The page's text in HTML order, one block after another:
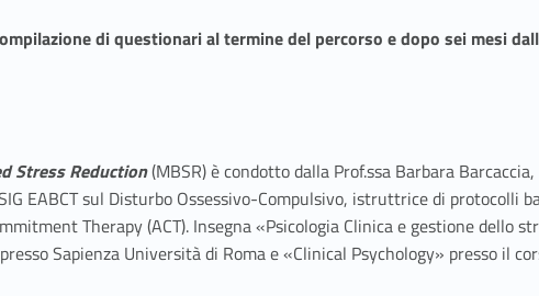
di questionari al termine del percorso e dopo sei mesi
Stress Reduction(MBSR) è condotto dalla Prof.ssa Barbara Barcaccia,
EABCT sul Disturbo Ossessivo-Compulsivo, istruttrice di protocolli
Therapy (ACT). Insegna «Psicologia Clinica e gestione dello
Sapienza Università di Roma e «Clinical Psychology» presso il